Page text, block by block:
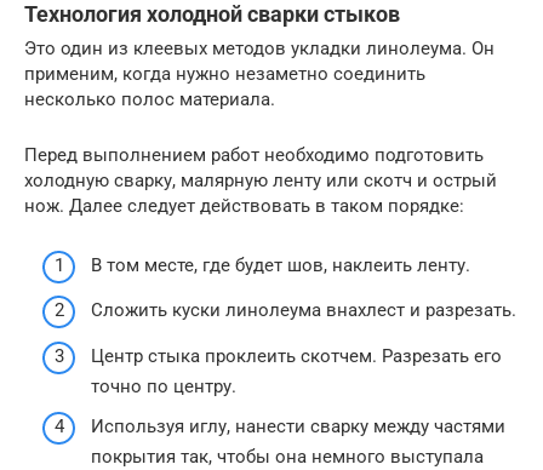
Технология холодной сварки стыков
Это один из клеевых методов укладки линолеума. Он
применим, когда нужно незаметно соединить
несколько полос материала.
Перед выполнением работ необходимо подготовить
холодную сварку, малярную ленту или скотч и острый
нож. Далее следует действовать в таком порядке:
В том месте, где будет шов, наклеить ленту.
Сложить куски линолеума внахлест и разрезать.
Центр стыка проклеить скотчем. Разрезать его
точно по центру.
Используя иглу, нанести сварку между частями
покрытия так, чтобы она немного выступала